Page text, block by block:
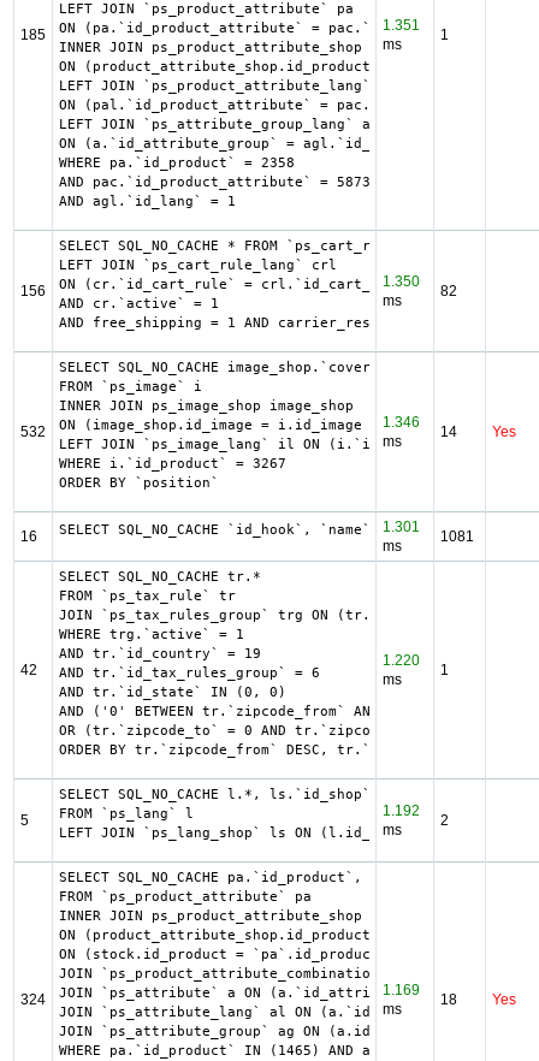
185
LEFT JOIN `ps_product_attribute` pa
ON (pa.`id_product_attribute` =
INNER JOIN ps_product_attribute_shop
ON (product_attribute_shop.id_product_attribute =
LEFT JOIN `ps_product_attribute_lang` pal
ON (pal.`id_product_attribute` =
LEFT JOIN `ps_attribute_group_lang` agl
ON (a.`id_attribute_group` = agl.`id_attribute_group`
WHERE pa.`id_product` = 2358
AND pac.`id_product_attribute` = 5873
AND agl.`id_lang` = 1
1.351
ms
1
156
SELECT SQL_NO_CACHE * FROM `ps_cart_rule` cr
LEFT JOIN `ps_cart_rule_lang` crl
ON (cr.`id_cart_rule` = crl.`id_cart_rule` AND crl.`id_lang`
AND cr.`active` = 1
AND free_shipping = 1 AND carrier_restriction = 1
1.350
ms
82
532
SELECT SQL_NO_CACHE image_shop.`cover`,
FROM `ps_image` i
INNER JOIN ps_image_shop image_shop
ON (image_shop.id_image = i.id_image AND
LEFT JOIN `ps_image_lang` il ON (i.`id_image` =
WHERE i.`id_product` = 3267
ORDER BY `position`
1.346
ms
14 Yes
16 SELECT SQL_NO_CACHE `id_hook`, `name` FROM `ps_hook`
1.301
ms
1081
42
SELECT SQL_NO_CACHE tr.*
FROM `ps_tax_rule` tr
JOIN `ps_tax_rules_group` trg ON
WHERE trg.`active` = 1
AND tr.`id_country` = 19
AND tr.`id_tax_rules_group` = 6
AND tr.`id_state` IN (0, 0)
AND ('0' BETWEEN tr.`zipcode_from` AND tr.`zipcode_to`
OR (tr.`zipcode_to` = 0 AND tr.`zipcode_from` IN(0,
ORDER BY tr.`zipcode_from` DESC, tr.`zipcode_to`
1.220
ms
1
5
SELECT SQL_NO_CACHE l.*, ls.`id_shop`
FROM `ps_lang` l
LEFT JOIN `ps_lang_shop` ls ON (l.id_lang = ls.id_lang)
1.192
ms
2
324
SELECT SQL_NO_CACHE pa.`id_product`, a.`color`,
FROM `ps_product_attribute` pa
INNER JOIN ps_product_attribute_shop
ON (product_attribute_shop.id_product_attribute =
ON (stock.id_product = `pa`.id_product AND
JOIN `ps_product_attribute_combination` pac ON
JOIN `ps_attribute` a ON (a.`id_attribute` =
JOIN `ps_attribute_lang` al ON (a.`id_attribute` =
JOIN `ps_attribute_group` ag ON (a.id_attribute_group =
WHERE pa.`id_product` IN (1465) AND ag.`is_color_group`
1.169
ms
18 Yes